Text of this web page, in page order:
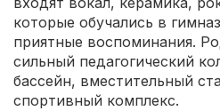
которые обучались в
приятные воспоминания.
сильный педагогический
бассейн, вместительный
спортивный комплекс.